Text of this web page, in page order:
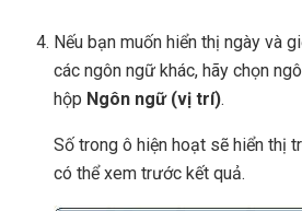
Nếu bạn muốn hiển thị ngày và
các ngôn ngữ khác, hãy chọn
hộp Ngôn ngữ (vị trí).
Số trong ô hiện hoạt sẽ hiển thị
có thể xem trước kết quả.